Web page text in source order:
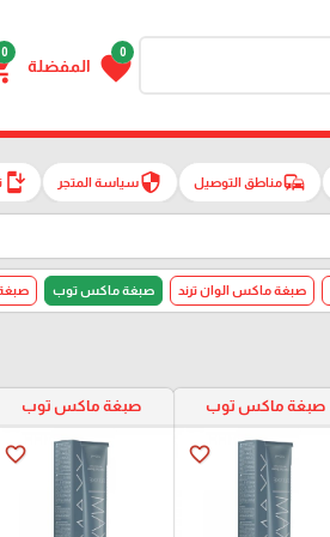
0
favorite المفضلة
0
commuteمناطق التوصيل securityسياسة المتجر install_mobile
صبغة ماكس الوان ترند صبغة ماكس توب
صبغة ماكس توب
favorite_border
صبغة ماكس توب
favorite_border